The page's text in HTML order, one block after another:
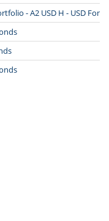
- A2 USD H - USD